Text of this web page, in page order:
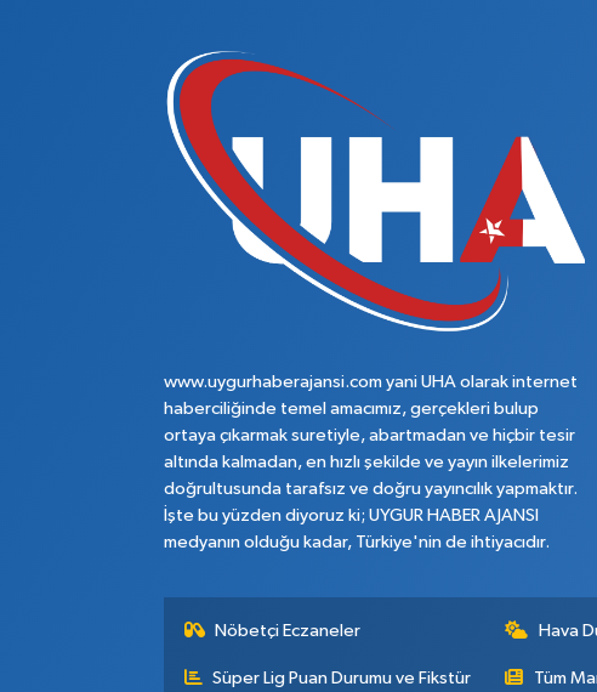
www.uygurhaberajansi.com yani UHA olarak internet
haberciliğinde temel amacımız, gerçekleri bulup
ortaya çıkarmak suretiyle, abartmadan ve hiçbir tesir
altında kalmadan, en hızlı şekilde ve yayın ilkelerimiz
doğrultusunda tarafsız ve doğru yayıncılık yapmaktır.
İşte bu yüzden diyoruz ki; UYGUR HABER AJANSI
medyanın olduğu kadar, Türkiye'nin de ihtiyacıdır.
Nöbetçi Eczaneler Hava
Süper Lig Puan Durumu ve Fikstür Tüm